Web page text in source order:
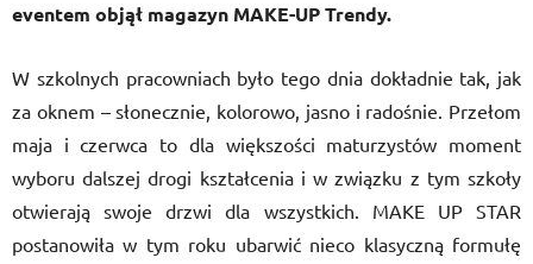
eventem objął magazyn MAKE-UP Trendy.
W szkolnych pracowniach było tego dnia dokładnie tak, jak
za oknem – słonecznie, kolorowo, jasno i radośnie. Przełom
maja i czerwca to dla większości maturzystów moment
wyboru dalszej drogi kształcenia i w związku z tym szkoły
otwierają swoje drzwi dla wszystkich. MAKE UP STAR
postanowiła w tym roku ubarwić nieco klasyczną formułę